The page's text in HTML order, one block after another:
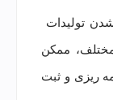
تولیدات
ممکن
ریزی و ثبت